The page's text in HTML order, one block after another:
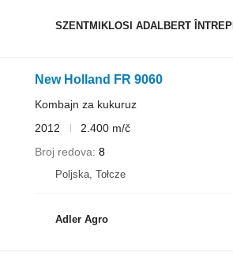
SZENTMIKLOSI ADALBERT
New Holland FR 9060
Kombajn za kukuruz
2012
2.400 m/č
Broj redova 8
Poljska, Tołcze
Adler Agro